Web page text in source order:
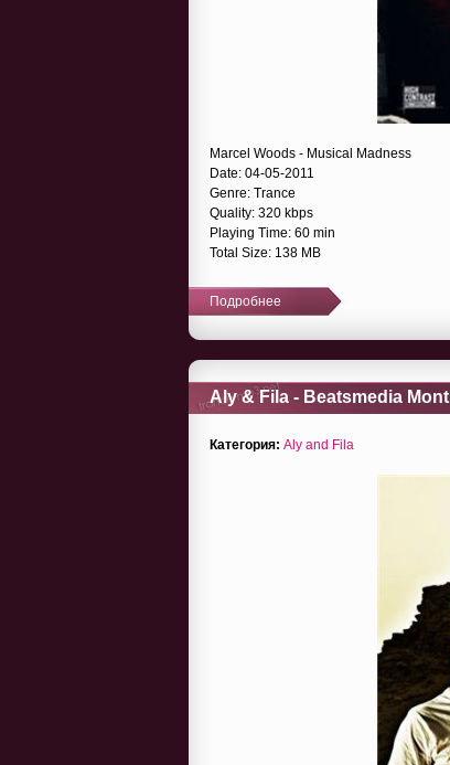
Marcel Woods - Musical Madness
Date: 04-05-2011
Genre: Trance
Quality: 320 kbps
Playing Time: 60 min
Total Size: 138 MB
Подробнее
Aly & Fila - Beatsmedia
Категория: Aly and Fila